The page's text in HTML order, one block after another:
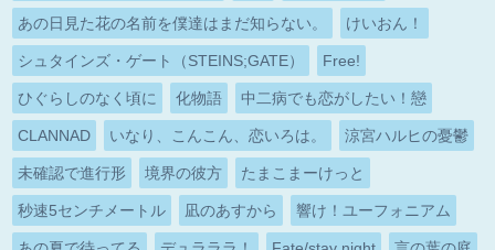
あの日見た花の名前を僕達はまだ知らない。 けいおん！
シュタインズ・ゲート（STEINS;GATE） Free!
ひぐらしのなく頃に 化物語 中二病でも恋がしたい！戀
CLANNAD いなり、こんこん、恋いろは。 涼宮ハルヒの憂鬱
未確認で進行形 境界の彼方 たまこまーけっと
秒速5センチメートル 凪のあすから 響け！ユーフォニアム